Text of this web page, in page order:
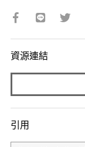
資源連結
引用